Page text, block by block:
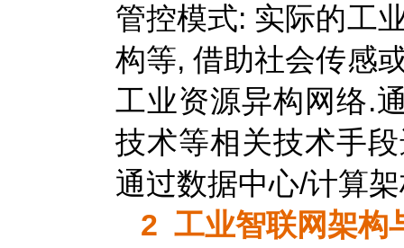
管控模式: 实际的工
构等, 借助社会传感
工业资源异构网络.
技术等相关技术手
通过数据中心/计算
2 工业智联网架构